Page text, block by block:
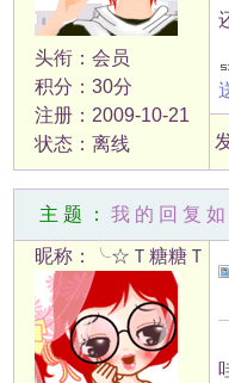
头衔：会员
积分：30分
注册：2009-10-21
状态：离线
主题： 我的回复如
昵称：╰☆Ｔ糖糖Ｔ